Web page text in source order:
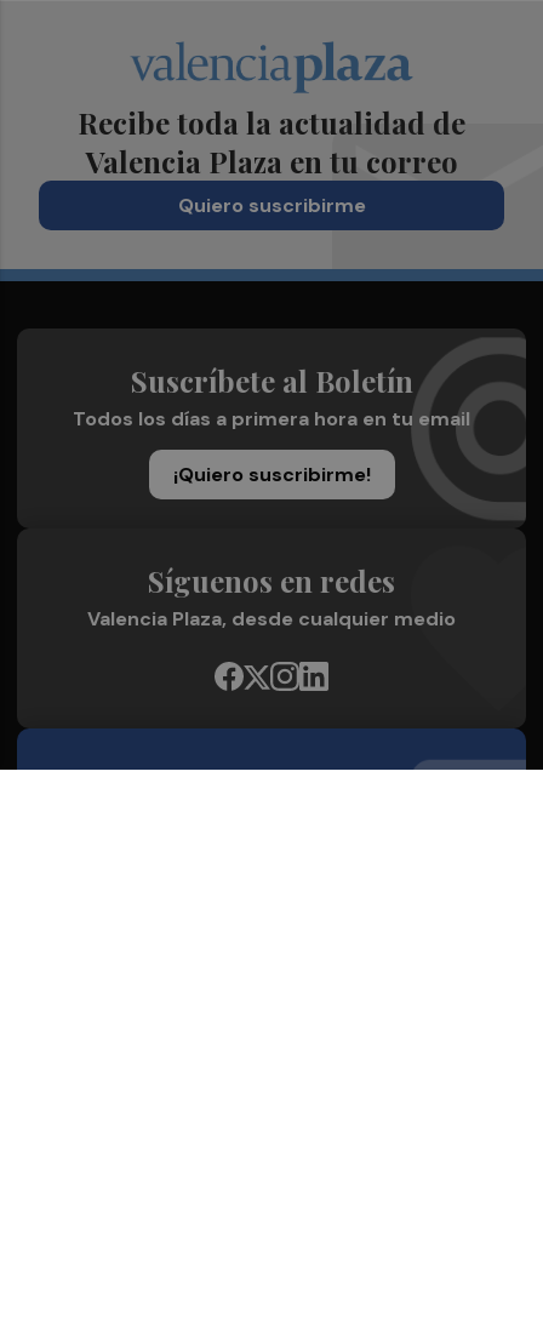
Recibe toda la actualidad de
Valencia Plaza en tu correo
Quiero suscribirme
Suscríbete al Boletín
Todos los días a primera hora en tu email
¡Quiero suscribirme!
Síguenos en redes
Valencia Plaza, desde cualquier medio
Quienes Somos